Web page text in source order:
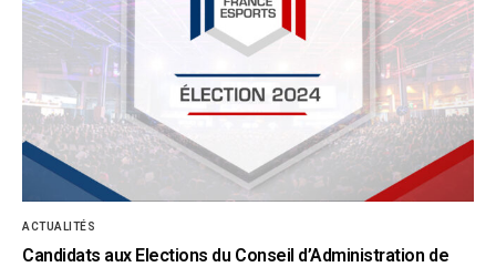
ACTUALITÉS
Candidats aux Elections du Conseil d’Administration de